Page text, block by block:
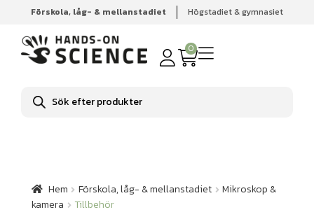
Förskola, låg- & mellanstadiet Högstadiet & gymnasiet
0
Produktsökning
Hem Förskola, låg- & mellanstadiet
Mikroskop & kamera
Tillbehör
Hem Förskola, låg- & mellanstadiet
Mikroskop &
kamera
Tillbehör